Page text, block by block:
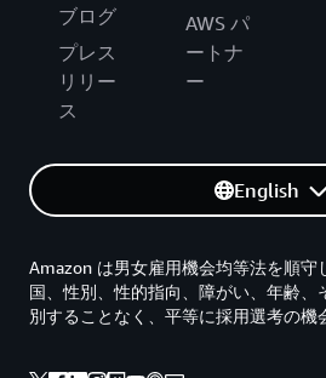
ブログ
プレス
リリー
ス
AWS パ
ートナ
ー
English
Amazon は男女雇用機会均等法を順守
国、性別、性的指向、障がい、年齢、
別することなく、平等に採用選考の機